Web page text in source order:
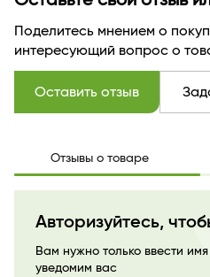
Поделитесь мнением о
интересующий вопрос о
Оставить отзыв
Отзывы о товаре
Авторизуйтесь,
Вам нужно только ввести
уведомим вас